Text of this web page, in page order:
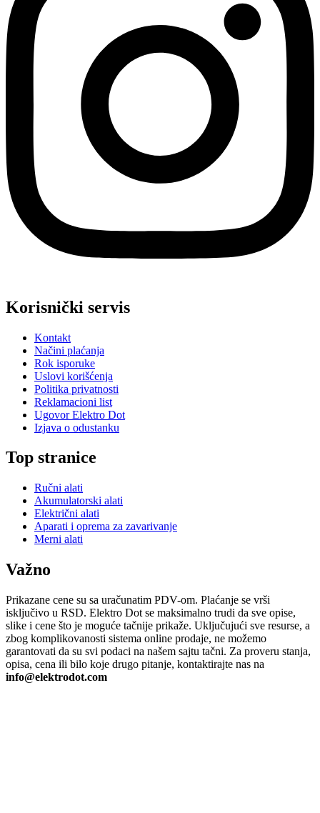
Korisnički servis
Kontakt
Načini plaćanja
Rok isporuke
Uslovi korišćenja
Politika privatnosti
Reklamacioni list
Ugovor Elektro Dot
Izjava o odustanku
Top stranice
Ručni alati
Akumulatorski alati
Električni alati
Aparati i oprema za zavarivanje
Merni alati
Važno
Prikazane cene su sa uračunatim PDV-om. Plaćanje se vrši
isključivo u RSD. Elektro Dot se maksimalno trudi da sve opise,
slike i cene što je moguće tačnije prikaže. Uključujući sve resurse, a
zbog komplikovanosti sistema online prodaje, ne možemo
garantovati da su svi podaci na našem sajtu tačni. Za proveru stanja,
opisa, cena ili bilo koje drugo pitanje, kontaktirajte nas na
info@elektrodot.com